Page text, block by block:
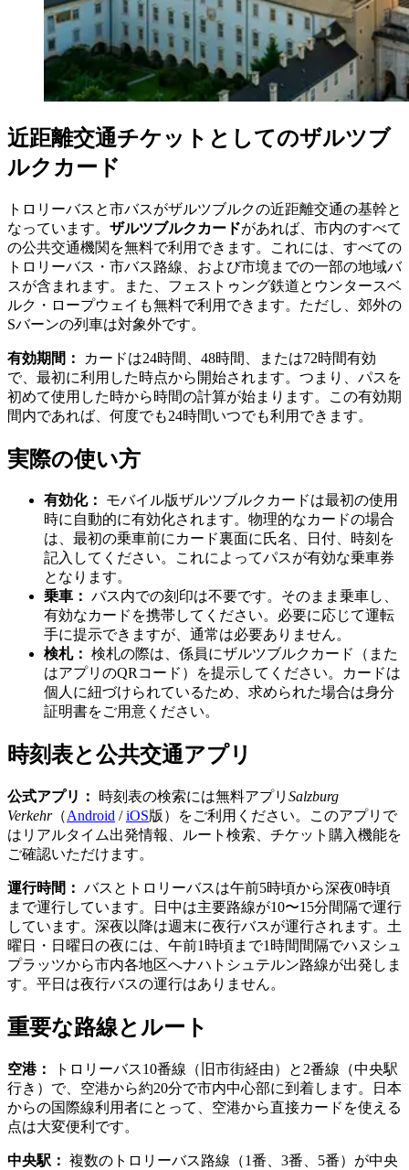
近距離交通チケットとしてのザルツブ
ルクカード
トロリーバスと市バスがザルツブルクの近距離交通の基幹と
なっています。 ザルツブルクカードがあれば、市内のすべて
の公共交通機関を無料で利用できます。これには、すべての
トロリーバス・市バス路線、および市境までの一部の地域バ
スが含まれます。また、フェストゥング鉄道とウンタースベ
ルク・ロープウェイも無料で利用できます。ただし、郊外の
Sバーンの列車は対象外です。
有効期間：
カードは24時間、48時間、または72時間有効
で、最初に利用した時点から開始されます。つまり、パスを
初めて使用した時から時間の計算が始まります。この有効期
間内であれば、何度でも24時間いつでも利用できます。
実際の使い方
有効化：
モバイル版ザルツブルクカードは最初の使用
時に自動的に有効化されます。物理的なカードの場合
は、最初の乗車前にカード裏面に氏名、日付、時刻を
記入してください。これによってパスが有効な乗車券
となります。
乗車： バス内での刻印は不要です。そのまま乗車し、
有効なカードを携帯してください。必要に応じて運転
手に提示できますが、通常は必要ありません。
検札： 検札の際は、係員にザルツブルクカード（また
はアプリのQRコード）を提示してください。カードは
個人に紐づけられているため、求められた場合は身分
証明書をご用意ください。
時刻表と公共交通アプリ
公式アプリ： 時刻表の検索には無料アプリ Salzburg
Verkehr（Android /iOS版）をご利用ください。このアプリで
はリアルタイム出発情報、ルート検索、チケット購入機能を
ご確認いただけます。
運行時間： バスとトロリーバスは午前5時頃から深夜0時頃
まで運行しています。日中は主要路線が10〜15分間隔で運行
しています。深夜以降は週末に夜行バスが運行されます。土
曜日・日曜日の夜には、午前1時頃まで1時間間隔でハヌシュ
プラッツから市内各地区へナハトシュテルン路線が出発しま
す。平日は夜行バスの運行はありません。
重要な路線とルート
空港：
トロリーバス10番線（旧市街経由）と2番線（中央駅
行き）で、空港から約20分で市内中心部に到着します。日本
からの国際線利用者にとって、空港から直接カードを使える
点は大変便利です。
中央駅： 複数のトロリーバス路線（1番、3番、5番）が中央